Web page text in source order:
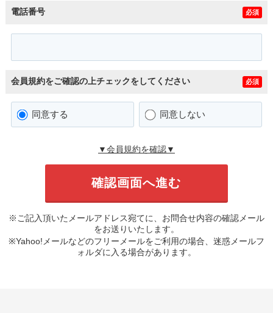
電話番号 必須
会員規約をご確認の上チェックをしてください 必須
同意する 同意しない
▼会員規約を確認▼
※ご記入頂いたメールアドレス宛てに、お問合せ内容の確認メール
をお送りいたします。
※Yahoo!メールなどのフリーメールをご利用の場合、迷惑メールフ
ォルダに入る場合があります。